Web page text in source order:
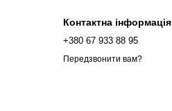
Контактна інформація
+380 67 933 88 95
Передзвонити вам?